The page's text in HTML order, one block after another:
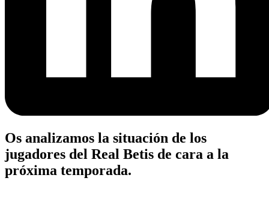
Os analizamos la situación de los
jugadores del Real Betis de cara a la
próxima temporada.